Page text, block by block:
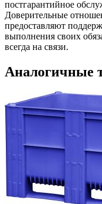
постгарантийное
Доверительные
предоставляют
выполнения своих
всегда на связи.
Аналогичные